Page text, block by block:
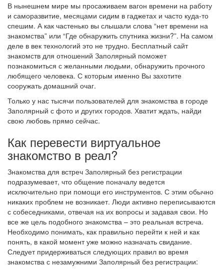
В нынешнем мире мы просаживаем вагон времени на работу
и саморазвитие, месяцами сидим в гаджетах и часто куда-то
спешим. А как частенько вы слышали слова “нет времени на
знакомства” или “Где обнаружить спутника жизни?”. На самом
деле в век технологий это не трудно. Бесплатный сайт
знакомств для отношений Заполярный поможет
познакомиться с желанными людьми, обнаружить прочного
любящего человека. С которым именно Вы захотите
сооружать домашний очаг.
Только у нас тысячи пользователей для знакомства в городе
Заполярный с фото и других городов. Хватит ждать, найди
свою любовь прямо сейчас.
Как перевести виртуальное
знакомство в реал?
Знакомства для встреч Заполярный без регистрации
подразумевает, что общение поначалу ведется
исключительно при помощи его инструментов. С этим обычно
никаких проблем не возникает. Люди активно переписываются
с собеседниками, отвечая на их вопросы и задавая свои. Но
все же цель подобного знакомства – это реальная встреча.
Необходимо понимать, как правильно перейти к ней и как
понять, в какой момент уже можно назначать свидание.
Следует придерживаться следующих правил во время
знакомства с незамужними Заполярный без регистрации: